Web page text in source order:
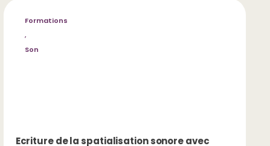
Ecriture de la spatialisation sonore avec
Formations
,
Son